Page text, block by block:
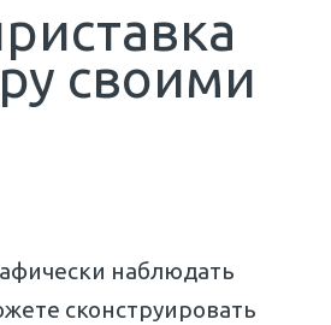
своими
наблюдать
сконструировать